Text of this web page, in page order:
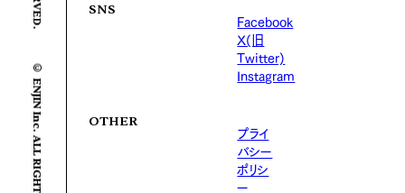
© ENJIN Inc. ALL RIGHTS RESERVED.
SNS
Facebook
X(旧
Twitter)
Instagram
OTHER
プライ
バシー
ポリシ
ー